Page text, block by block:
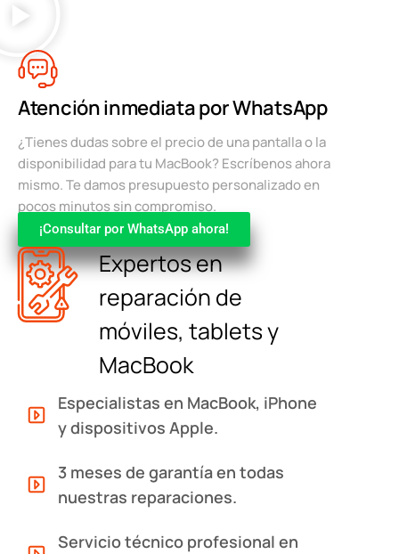
Atención inmediata por WhatsApp
¿Tienes dudas sobre el precio de una pantalla o la
disponibilidad para tu MacBook? Escríbenos ahora
mismo. Te damos presupuesto personalizado en
pocos minutos sin compromiso.
¡Consultar por WhatsApp ahora!
Expertos en
reparación de
móviles, tablets y
MacBook
Especialistas en MacBook, iPhone
y dispositivos Apple.
3 meses de garantía en todas
nuestras reparaciones.
Servicio técnico profesional en